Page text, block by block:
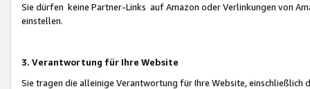
Sie dürfen keine Partner-Links auf Amazon oder Verlinkungen von
einstellen.
3. Verantwortung für Ihre Website
Sie tragen die alleinige Verantwortung für Ihre Website,